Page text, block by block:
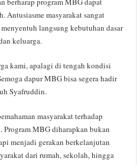
Antusiasme masyarakat sangat
langsung kebutuhan dasar
keluarga.
kami, apalagi di tengah kondisi
dapur MBG bisa segera hadir
Syafruddin.
masyarakat terhadap
MBG diharapkan bukan
menjadi gerakan berkelanjutan
dari rumah, sekolah, hingga